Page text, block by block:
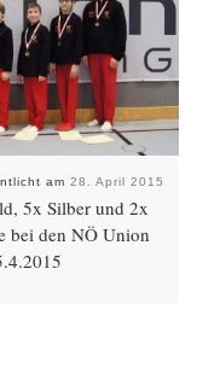
am 28. April 2015
5x Silber und 2x
bei den NÖ Union